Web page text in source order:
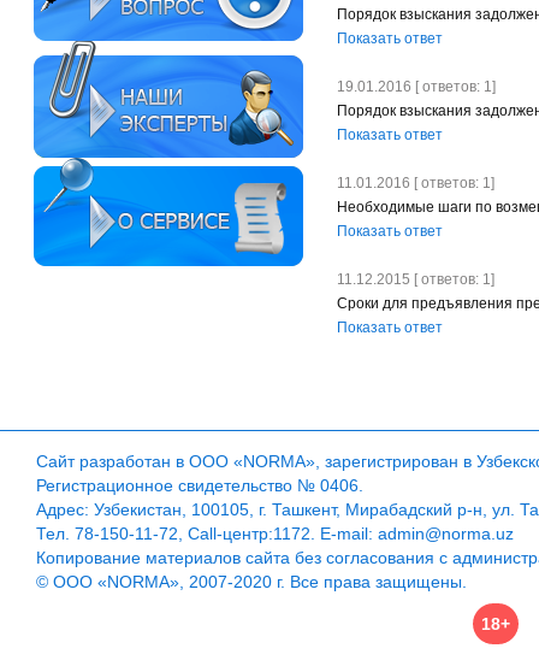
Порядок взыскания
Показать ответ
19.01.2016 [ ответов: 1]
Порядок взыскания
Показать ответ
11.01.2016 [ ответов: 1]
Необходимые шаги по
Показать ответ
11.12.2015 [ ответов: 1]
Сроки для предъявления
Показать ответ
Сайт разработан в ООО «NORMA», зарегистрирован в
Регистрационное свидетельство № 0406.
Адрес: Узбекистан, 100105, г. Ташкент, Мирабадский р-н, ул.
Тел. 78-150-11-72, Call-центр:1172. E-mail: admin@norma.uz
Копирование материалов сайта без согласования с
© ООО «NORMA», 2007-2020 г. Все права защищены.
18+